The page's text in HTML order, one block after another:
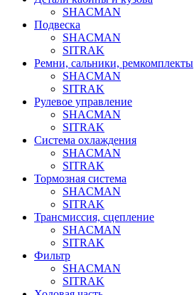
SHACMAN
Подвеска
SHACMAN
SITRAK
Ремни, сальники, ремкомплекты
SHACMAN
SITRAK
Рулевое управление
SHACMAN
SITRAK
Система охлаждения
SHACMAN
SITRAK
Тормозная система
SHACMAN
SITRAK
Трансмиссия, сцепление
SHACMAN
SITRAK
Фильтр
SHACMAN
SITRAK